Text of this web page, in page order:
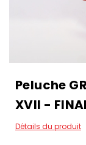
Peluche
XVII -
Détails du produit